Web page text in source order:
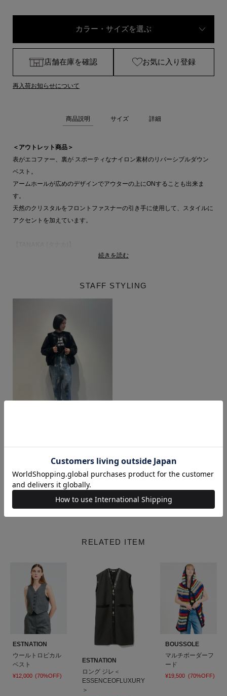
カラー・サイズを選ぶ
店舗在庫を確認 お気に入り登録
再入荷お知らせについて
商品説明 サイズ 詳細
＜アウトレット商品＞
表がエコファー、裏が スポーティなナイロン素材のリバーシブルダウン
ベスト。
アームホールが広めのデザインでアウターの上にONすることも出来ま
す。
天然のクリスタルをフロントファスナーの引き手に使用して、スタイルに
アクセントを加えています。
ニューヨークを拠点に、デザイナータナカサヨリ氏によるブランド。
永く愛される衣服。」を掲げ、時代やジェンダーに左右されないボーダー
続きを読む
STAFF STYLING
着用サイズ : S
RELATED ITEM
ESTNATION
ウールトロピカル
ベスト
¥12,000 (70%OFF)
ESTNATION
ロング ジレ＜
ESSENCEOFLUXURY
＞
BOUSSOLE
マルチボーダーフ
ード
¥19,500 (70%OFF)